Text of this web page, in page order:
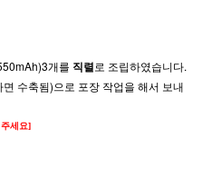
개를 직렬로 조립하였습니다.
수축됨)으로 포장 작업을 해서 보내
세요]